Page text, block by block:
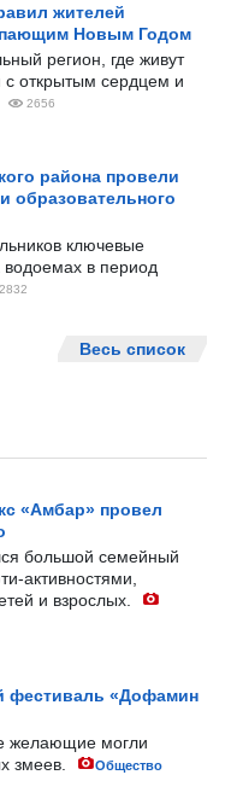
жителей
Новым Годом
регион, где живут
открытым сердцем и
2656
района провели
образовательного
ключевые
водоемах в период
2832
Весь список
«Амбар» провел
большой семейный
активностями,
и взрослых.
фестиваль «Дофамин
желающие могли
змеев.
Общество